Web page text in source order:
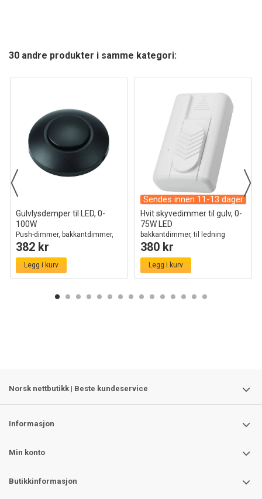
30 andre produkter i samme kategori:
Gulvlysdemper til LED, 0-
100W
Push-dimmer, bakkantdimmer,
sort
382 kr
Legg i kurv
Sendes innen 11-13 dager
Hvit skyvedimmer til gulv, 0-
75W LED
bakkantdimmer, til ledning
380 kr
Legg i kurv
Norsk nettbutikk | Beste kundeservice
Informasjon
Min konto
Butikkinformasjon